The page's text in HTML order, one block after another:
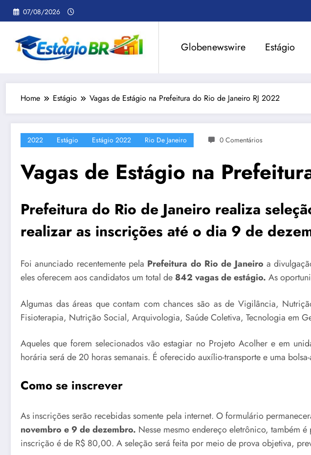
Pular
para
conteúdo
07/08/2026
Globenewswire Estágio
Home Estágio Vagas de Estágio na Prefeitura do Rio de Janeiro RJ 2022
2022 Estágio Estágio 2022 Rio De Janeiro 0 Comentários
Vagas de Estágio na
Prefeitura do Rio de Janeiro realiza
realizar as inscrições até o dia 9 de
Foi anunciado recentemente pela Prefeitura do Rio de Janeiro a
eles oferecem aos candidatos um total de 842 vagas de estágio. As
Algumas das áreas que contam com chances são as de Vigilância,
Fisioterapia, Nutrição Social, Arquivologia, Saúde Coletiva, Tecnologia em
Aqueles que forem selecionados vão estagiar no Projeto Acolher e em
horária será de 20 horas semanais. É oferecido auxílio-transporte e uma
Como se inscrever
As inscrições serão recebidas somente pela internet. O formulário
novembro e 9 de dezembro. Nesse mesmo endereço eletrônico, também
inscrição é de R$ 80,00. A seleção será feita por meio de prova objetiva,